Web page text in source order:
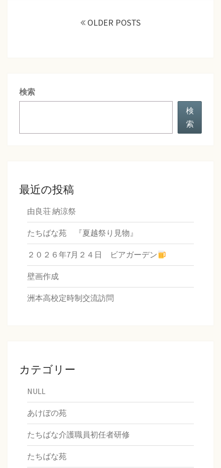
OLDER POSTS
検索
検
索
最近の投稿
由良荘 納涼祭
たちばな苑 『夏越祭り見物』
２０２６年7月２４日 ビアガーデン
壁画作成
洲本高校定時制交流訪問
カテゴリー
NULL
あけぼの苑
たちばな介護職員初任者研修
たちばな苑